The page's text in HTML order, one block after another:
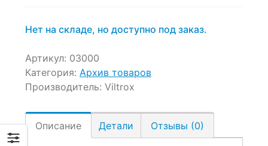
Нет на складе, но доступно под заказ.
Артикул: 03000
Категория: Архив товаров
Производитель: Viltrox
Описание Детали Отзывы (0)